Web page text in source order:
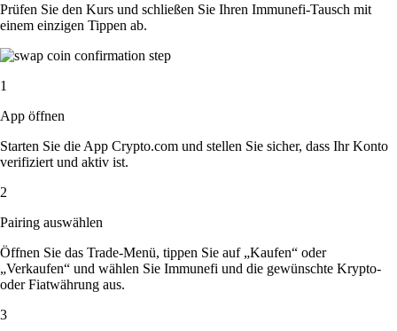
Prüfen Sie den Kurs und schließen Sie Ihren Immunefi-Tausch mit
einem einzigen Tippen ab.
1
App öffnen
Starten Sie die App Crypto.com und stellen Sie sicher, dass Ihr Konto
verifiziert und aktiv ist.
2
Pairing auswählen
Öffnen Sie das Trade-Menü, tippen Sie auf „Kaufen“ oder
„Verkaufen“ und wählen Sie Immunefi und die gewünschte Krypto-
oder Fiatwährung aus.
3